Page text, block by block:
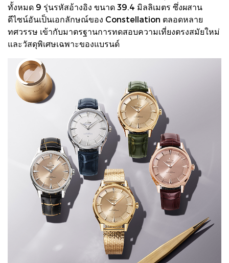
ทั้งหมด 9 รุ่นรหัสอ้างอิง ขนาด 39.4 มิลลิเมตร ซึ่งผสาน
ดีไซน์อันเป็นเอกลักษณ์ของ Constellation ตลอดหลาย
ทศวรรษ เข้ากับมาตรฐานการทดสอบความเที่ยงตรงสมัยใหม่
และวัสดุพิเศษเฉพาะของแบรนด์